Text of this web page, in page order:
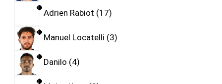
Adrien Rabiot 17
Manuel Locatelli 3
Danilo 4